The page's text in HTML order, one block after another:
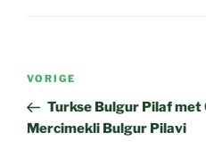
Bericht
Vorig
bericht
VORIGE
Turkse Bulgur Pilaf met
Mercimekli Bulgur Pilavi